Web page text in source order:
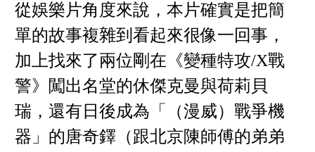
從娛樂片角度來說，本片確實是把簡
單的故事複雜到看起來很像一回事，
加上找來了兩位剛在《變種特攻/X戰
警》闖出名堂的休傑克曼與荷莉貝
瑞，還有日後成為「（漫威）戰爭機
器」的唐奇鐸（跟北京陳師傅的弟弟